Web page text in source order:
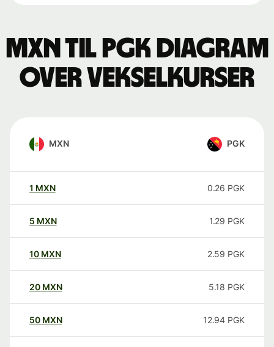
MXN til PGK Diagram
over vekselkurser
MXN PGK
1 MXN 0.26 PGK
5 MXN 1.29 PGK
10 MXN 2.59 PGK
20 MXN 5.18 PGK
50 MXN 12.94 PGK